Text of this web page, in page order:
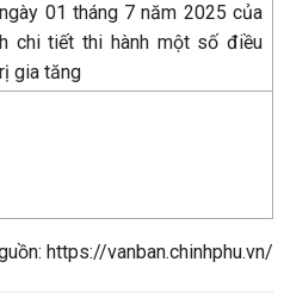
01 tháng 7 năm 2025 của
chi tiết thi hành một số điều
gia tăng
https://vanban.chinhphu.vn/